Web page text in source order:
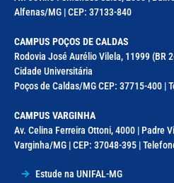
Alfenas/MG | CEP: 37133-840
CAMPUS POÇOS DE CALDAS
Rodovia José Aurélio Vilela, 11999 (BR
Cidade Universitária
Poços de Caldas/MG CEP: 37715-400 |
CAMPUS VARGINHA
Av. Celina Ferreira Ottoni, 4000 | Padre
Varginha/MG | CEP: 37048-395 |
Estude na UNIFAL-MG